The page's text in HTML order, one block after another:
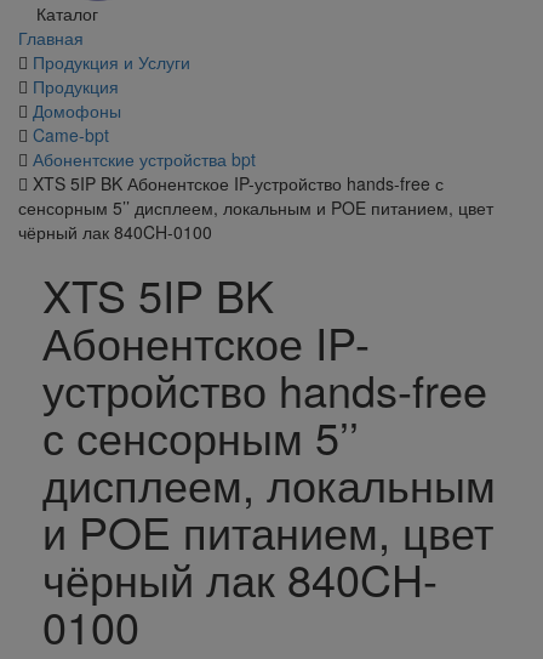
Каталог
Главная
Продукция и Услуги
Продукция
Домофоны
Came-bpt
Абонентские устройства bpt
XTS 5IP BK Абонентское IP-устройство hands-free с
сенсорным 5’’ дисплеем, локальным и POE питанием, цвет
чёрный лак 840CH-0100
XTS 5IP BK
Абонентское IP-
устройство hands-free
с сенсорным 5’’
дисплеем, локальным
и POE питанием, цвет
чёрный лак 840CH-
0100